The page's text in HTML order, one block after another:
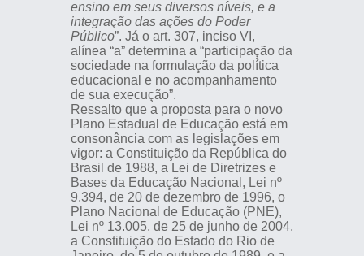
ensino em seus diversos níveis, e a
integração das ações do Poder
Público”. Já o art. 307, inciso VI,
alínea “a” determina a “participação da
sociedade na formulação da política
educacional e no acompanhamento
de sua execução”.
Ressalto que a proposta para o novo
Plano Estadual de Educação está em
consonância com as legislações em
vigor: a Constituição da República do
Brasil de 1988, a Lei de Diretrizes e
Bases da Educação Nacional, Lei nº
9.394, de 20 de dezembro de 1996, o
Plano Nacional de Educação (PNE),
Lei nº 13.005, de 25 de junho de 2004,
a Constituição do Estado do Rio de